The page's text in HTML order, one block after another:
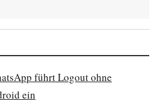
führt Logout ohne
ein